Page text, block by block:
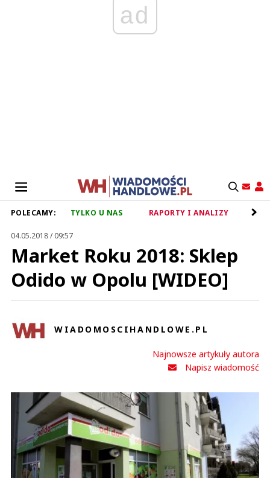
ad
POLECAMY: TYLKO U NAS RAPORTY I ANALIZY
04.05.2018 / 09:57
Market Roku 2018: Sklep
Odido w Opolu [WIDEO]
WIADOMOSCIHANDLOWE.PL
Najnowsze artykuły autora
Napisz wiadomość